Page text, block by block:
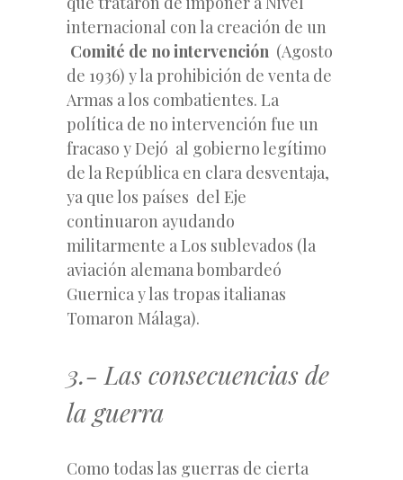
internacional con la creación de un
Comité de no intervención (Agosto
de 1936) y la prohibición de venta de
Armas a los combatientes. La
política de no intervención fue un
fracaso y Dejó al gobierno legítimo
de la República en clara desventaja,
ya que los países del Eje
continuaron ayudando
militarmente a Los sublevados (la
aviación alemana bombardeó
Guernica y las tropas italianas
Tomaron Málaga).
3.- Las consecuencias de
la guerra
Como todas las guerras de cierta